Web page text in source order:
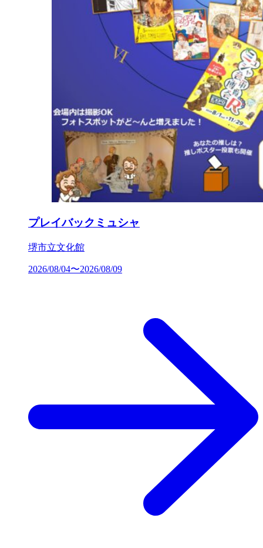
プレイバックミュシャ
堺市立文化館
2026/08/04〜2026/08/09